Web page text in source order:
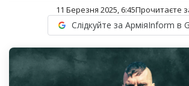
11 Березня 2025, 6:45Прочитаєте
Слідкуйте за АрміяInform в